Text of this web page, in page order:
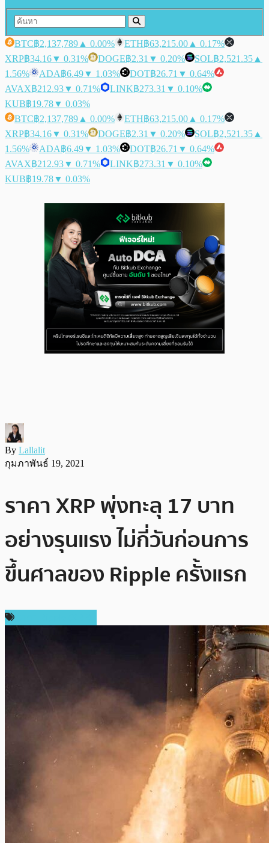
BTC฿2,137,789 ▲ 0.00% ETH฿63,215.00 ▲ 0.17%
XRP฿34.16▼ 0.31% DOGE฿2.31 ▼ 0.20% SOL฿2,521.35 ▲
1.56%
ADA฿6.49▼ 1.03% DOT฿26.71 ▼ 0.64%
AVAX฿212.93▼ 0.71% LINK฿273.31 ▼ 0.10%
KUB฿19.78▼ 0.03%
BTC฿2,137,789 ▲ 0.00% ETH฿63,215.00 ▲ 0.17%
XRP฿34.16▼ 0.31% DOGE฿2.31 ▼ 0.20% SOL฿2,521.35 ▲
1.56%
ADA฿6.49▼ 1.03% DOT฿26.71 ▼ 0.64%
AVAX฿212.93▼ 0.71% LINK฿273.31 ▼ 0.10%
KUB฿19.78▼ 0.03%
By Lallalit
กุมภาพันธ์ 19, 2021
ราคา XRP พุ่งทะลุ 17 บาท
อย่างรุนแรง ไม่กี่วันก่อนการ
ขึ้นศาลของ Ripple ครั้งแรก